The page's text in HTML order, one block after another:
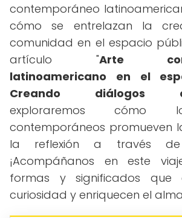
contemporáneo
cómo se entrelazan la
comunidad en el espacio
artículo "Arte
latinoamericano en el
Creando diálogos
exploraremos cómo
contemporáneos promueven
la reflexión a través
¡Acompáñanos en este
formas y significados que
curiosidad y enriquecen el